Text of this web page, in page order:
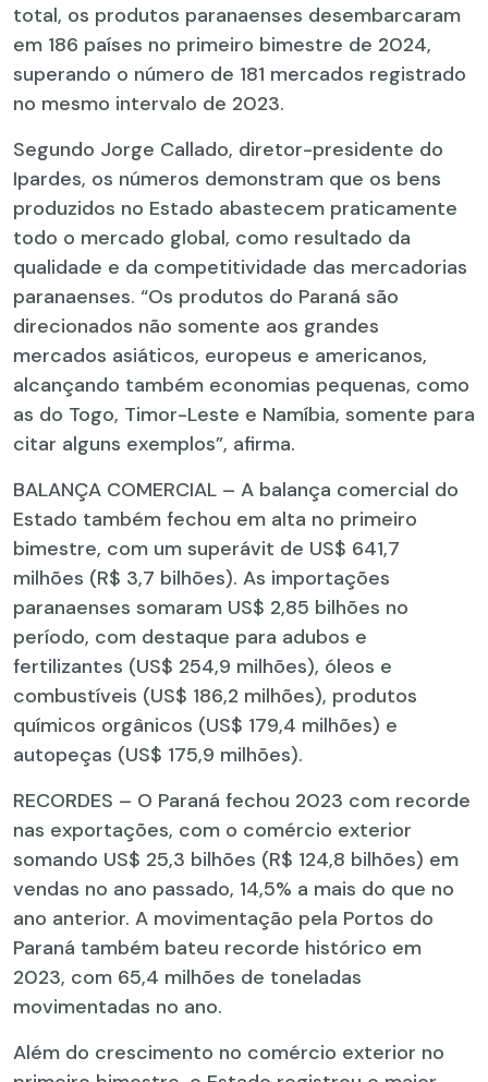
total, os produtos paranaenses desembarcaram
em 186 países no primeiro bimestre de 2024,
superando o número de 181 mercados registrado
no mesmo intervalo de 2023.
Segundo Jorge Callado, diretor-presidente do
Ipardes, os números demonstram que os bens
produzidos no Estado abastecem praticamente
todo o mercado global, como resultado da
qualidade e da competitividade das mercadorias
paranaenses. “Os produtos do Paraná são
direcionados não somente aos grandes
mercados asiáticos, europeus e americanos,
alcançando também economias pequenas, como
as do Togo, Timor-Leste e Namíbia, somente para
citar alguns exemplos”, afirma.
BALANÇA COMERCIAL – A balança comercial do
Estado também fechou em alta no primeiro
bimestre, com um superávit de US$ 641,7
milhões (R$ 3,7 bilhões). As importações
paranaenses somaram US$ 2,85 bilhões no
período, com destaque para adubos e
fertilizantes (US$ 254,9 milhões), óleos e
combustíveis (US$ 186,2 milhões), produtos
químicos orgânicos (US$ 179,4 milhões) e
autopeças (US$ 175,9 milhões).
RECORDES – O Paraná fechou 2023 com recorde
nas exportações, com o comércio exterior
somando US$ 25,3 bilhões (R$ 124,8 bilhões) em
vendas no ano passado, 14,5% a mais do que no
ano anterior. A movimentação pela Portos do
Paraná também bateu recorde histórico em
2023, com 65,4 milhões de toneladas
movimentadas no ano.
Além do crescimento no comércio exterior no